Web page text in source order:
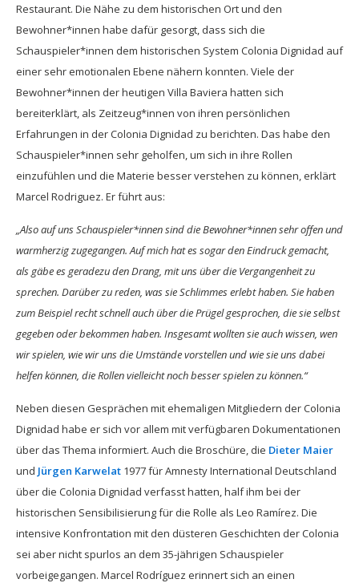
Restaurant. Die Nähe zu dem historischen Ort und den
Bewohner*innen habe dafür gesorgt, dass sich die
Schauspieler*innen dem historischen System Colonia Dignidad auf
einer sehr emotionalen Ebene nähern konnten. Viele der
Bewohner*innen der heutigen Villa Baviera hatten sich
bereiterklärt, als Zeitzeug*innen von ihren persönlichen
Erfahrungen in der Colonia Dignidad zu berichten. Das habe den
Schauspieler*innen sehr geholfen, um sich in ihre Rollen
einzufühlen und die Materie besser verstehen zu können, erklärt
Marcel Rodriguez. Er führt aus:
„Also auf uns Schauspieler*innen sind die Bewohner*innen sehr offen und
warmherzig zugegangen. Auf mich hat es sogar den Eindruck gemacht,
als gäbe es geradezu den Drang, mit uns über die Vergangenheit zu
sprechen. Darüber zu reden, was sie Schlimmes erlebt haben. Sie haben
zum Beispiel recht schnell auch über die Prügel gesprochen, die sie selbst
gegeben oder bekommen haben. Insgesamt wollten sie auch wissen, wen
wir spielen, wie wir uns die Umstände vorstellen und wie sie uns dabei
helfen können, die Rollen vielleicht noch besser spielen zu können.“
Neben diesen Gesprächen mit ehemaligen Mitgliedern der Colonia
Dignidad habe er sich vor allem mit verfügbaren Dokumentationen
über das Thema informiert. Auch die Broschüre, die Dieter Maier
und Jürgen Karwelat 1977 für Amnesty International Deutschland
über die Colonia Dignidad verfasst hatten, half ihm bei der
historischen Sensibilisierung für die Rolle als Leo Ramírez. Die
intensive Konfrontation mit den düsteren Geschichten der Colonia
sei aber nicht spurlos an dem 35-jährigen Schauspieler
vorbeigegangen. Marcel Rodríguez erinnert sich an einen